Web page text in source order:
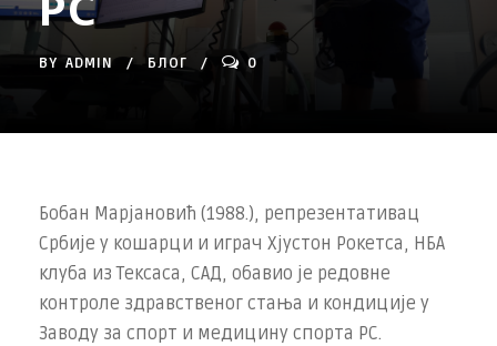
BY ADMIN БЛОГ 0
Бобан Марјановић (1988.), репрезентативац
Србије у кошарци и играч Хјустон Рокетса, НБА
клуба из Тексаса, САД, обавио је редовне
контроле здравственог стања и кондиције у
Заводу за спорт и медицину спорта РС.